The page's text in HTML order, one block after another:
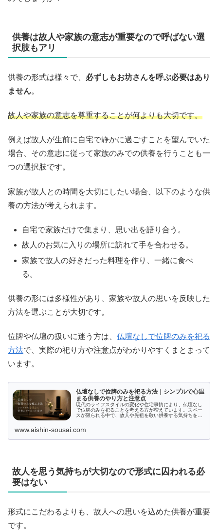
供養は故人や家族の意志が重要なので呼ばない選
択肢もアリ
供養の形式は様々で、 必ずしもお坊さんを呼ぶ必要はあり
ません。
故人や家族の意志を尊重することが何よりも大切です。
例えば故人が生前に自宅で静かに過ごすことを望んでいた
場合、その意志に従って家族のみでの供養を行うことも一
つの選択肢です。
家族が故人との時間を大切にしたい場合、以下のような供
養の方法が考えられます。
自宅で家族だけで集まり、思い出を語り合う。
故人のお気に入りの場所に訪れて手を合わせる。
家族で故人の好きだった料理を作り、一緒に食べ
る。
供養の形には多様性があり、家族や故人の思いを反映した
方法を選ぶことが大切です。
位牌や仏壇の扱いに迷う方は、 仏壇なしで位牌のみを祀る
方法で、実際の祀り方や注意点がわかりやすくまとまって
います。
仏壇なしで位牌のみを祀る方法｜シンプルで心温
まる供養のやり方と注意点
現代のライフスタイルの変化や住宅事情により、仏壇なし
で位牌のみを祀ることを考える方が増えています。スペー
スが限られる中で、故人や先祖を敬い供養する気持ちをど
www.aishin-sousai.com
故人を思う気持ちが大切なので形式に囚われる必
要はない
形式にこだわるよりも、故人への思いを込めた供養が重要
です。